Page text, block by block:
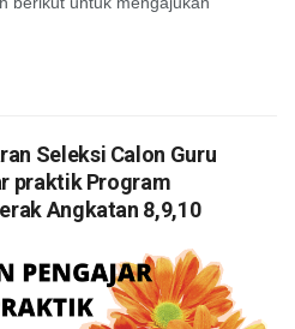
Seleksi Calon Guru
praktik Program
Angkatan 8,9,10